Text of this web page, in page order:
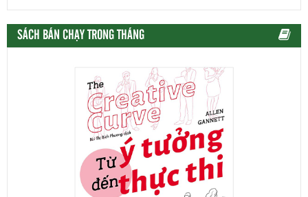
SÁCH BÁN CHẠY TRONG THÁNG